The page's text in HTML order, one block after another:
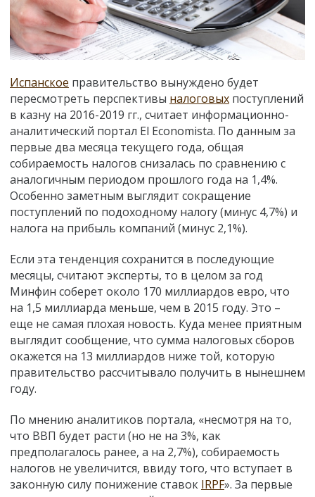
Испанское правительство вынуждено будет
пересмотреть перспективы налоговых поступлений
в казну на 2016-2019 гг., считает информационно-
аналитический портал El Economista. По данным за
первые два месяца текущего года, общая
собираемость налогов снизалась по сравнению с
аналогичным периодом прошлого года на 1,4%.
Особенно заметным выглядит сокращение
поступлений по подоходному налогу (минус 4,7%) и
налога на прибыль компаний (минус 2,1%).
Если эта тенденция сохранится в последующие
месяцы, считают эксперты, то в целом за год
Минфин соберет около 170 миллиардов евро, что
на 1,5 миллиарда меньше, чем в 2015 году. Это –
еще не самая плохая новость. Куда менее приятным
выглядит сообщение, что сумма налоговых сборов
окажется на 13 миллиардов ниже той, которую
правительство рассчитывало получить в нынешнем
году.
По мнению аналитиков портала, «несмотря на то,
что ВВП будет расти (но не на 3%, как
предполагалось ранее, а на 2,7%), собираемость
налогов не увеличится, ввиду того, что вступает в
законную силу понижение ставок IRPF». За первые